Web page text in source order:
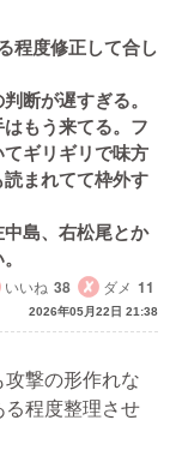
程度修正して合し
断が遅すぎる。
もう来てる。フ
ギリギリで味方
まれてて枠外す
島、右松尾とか
いいね 38 ダメ 11
2026年05月22日 21:38
撃の形作れな
る程度整理させ